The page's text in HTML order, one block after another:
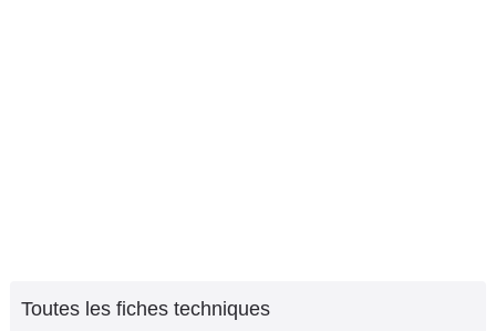
Toutes les fiches techniques